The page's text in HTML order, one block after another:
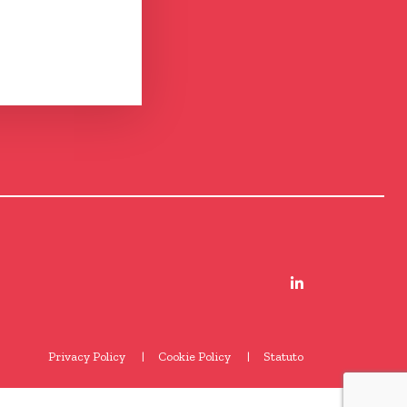
Privacy Policy Cookie Policy Statuto